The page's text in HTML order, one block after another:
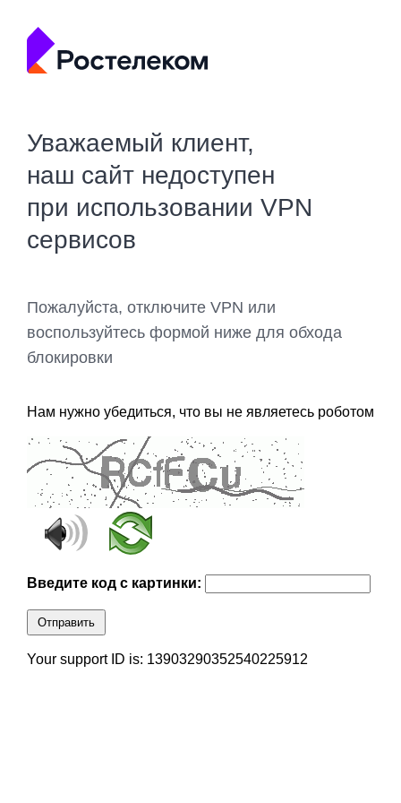
Уважаемый клиент,
наш сайт недоступен
при использовании VPN
сервисов
Пожалуйста, отключите VPN или
воспользуйтесь формой ниже для обхода
блокировки
Нам нужно убедиться, что вы не являетесь роботом
Введите код с картинки:
Отправить
Your support ID is: 13903290352540225912